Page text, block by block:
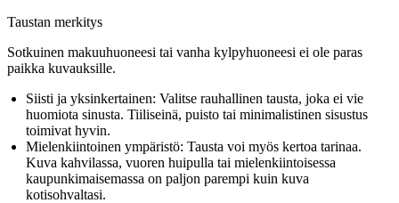
Taustan merkitys
Sotkuinen makuuhuoneesi tai vanha kylpyhuoneesi ei ole paras
paikka kuvauksille.
Siisti ja yksinkertainen: Valitse rauhallinen tausta, joka ei vie
huomiota sinusta. Tiiliseinä, puisto tai minimalistinen sisustus
toimivat hyvin.
Mielenkiintoinen ympäristö: Tausta voi myös kertoa tarinaa.
Kuva kahvilassa, vuoren huipulla tai mielenkiintoisessa
kaupunkimaisemassa on paljon parempi kuin kuva
kotisohvaltasi.